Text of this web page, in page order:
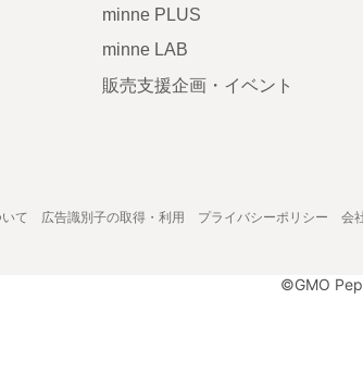
minne PLUS
minne LAB
販売支援企画・イベント
て 広告識別子の取得・利用 プライバシーポリシー 会
©GMO